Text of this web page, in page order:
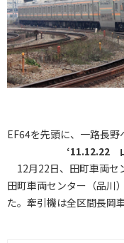
EF64を先頭に、一路長野
‘11.12.22
12月22日、田町車両セ
田町車両センター（品川
た。牽引機は全区間長岡